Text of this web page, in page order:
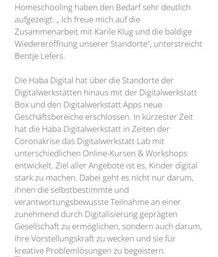
Homeschooling haben den Bedarf sehr deutlich
aufgezeigt. „ Ich freue mich auf die
Zusammenarbeit mit Karile Klug und die baldige
Wiedereröffnung unserer Standorte”, unterstreicht
Bentje Lefers.
Die Haba Digital hat über die Standorte der
Digitalwerkstätten hinaus mit der Digitalwerkstatt
Box und den Digitalwerkstatt Apps neue
Geschäftsbereiche erschlossen. In kürzester Zeit
hat die Haba Digitalwerkstatt in Zeiten der
Coronakrise das Digitalwerkstatt Lab mit
unterschiedlichen Online-Kursen & Workshops
entwickelt. Ziel aller Angebote ist es, Kinder digital
stark zu machen. Dabei geht es nicht nur darum,
ihnen die selbstbestimmte und
verantwortungsbewusste Teilnahme an einer
zunehmend durch Digitalisierung geprägten
Gesellschaft zu ermöglichen, sondern auch darum,
ihre Vorstellungskraft zu wecken und sie für
kreative Problemlösungen zu begeistern.